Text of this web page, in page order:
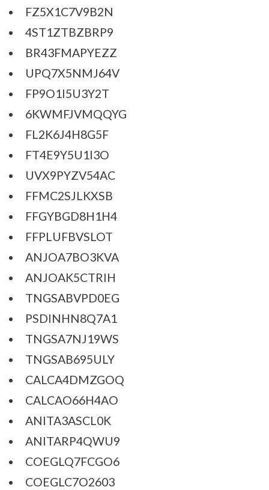
FZ5X1C7V9B2N
4ST1ZTBZBRP9
BR43FMAPYEZZ
UPQ7X5NMJ64V
FP9O1I5U3Y2T
​6KWMFJVMQQYG
FL2K6J4H8G5F
​FT4E9Y5U1I3O
UVX9PYZV54AC
FFMC2SJLKXSB
FFGYBGD8H1H4
FFPLUFBVSLOT
ANJOA7BO3KVA
ANJOAK5CTRIH
TNGSABVPD0EG
PSDINHN8Q7A1
TNGSA7NJ19WS
TNGSAB695ULY
CALCA4DMZGOQ
CALCAO66H4AO
ANITA3ASCL0K
ANITARP4QWU9
COEGLQ7FCGO6
COEGLC7O2603